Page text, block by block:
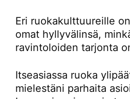
Eri ruokakulttuureille
omat hyllyvälinsä,
ravintoloiden tarjonta
Itseasiassa ruoka
mielestäni parhaita